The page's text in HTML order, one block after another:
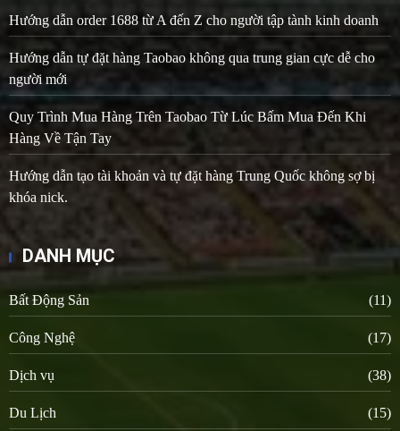
Hướng dẫn order 1688 từ A đến Z cho người tập tành kinh doanh
Hướng dẫn tự đặt hàng Taobao không qua trung gian cực dễ cho
người mới
Quy Trình Mua Hàng Trên Taobao Từ Lúc Bấm Mua Đến Khi
Hàng Về Tận Tay
Hướng dẫn tạo tài khoản và tự đặt hàng Trung Quốc không sợ bị
khóa nick.
DANH MỤC
Bất Động Sản (11)
Công Nghệ (17)
Dịch vụ (38)
Du Lịch (15)